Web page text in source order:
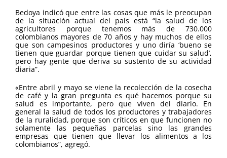
Bedoya indicó que entre las cosas que más le preocupan
de la situación actual del país está “la salud de los
agricultores porque tenemos más de 730.000
colombianos mayores de 70 años y hay muchos de ellos
que son campesinos productores y uno diría ‘bueno se
tienen que guardar porque tienen que cuidar su salud’,
pero hay gente que deriva su sustento de su actividad
diaria”.
«Entre abril y mayo se viene la recolección de la cosecha
de café y la gran pregunta es qué hacemos porque su
salud es importante, pero que viven del diario. En
general la salud de todos los productores y trabajadores
de la ruralidad, porque son críticos en que funcionen no
solamente las pequeñas parcelas sino las grandes
empresas que tienen que llevar los alimentos a los
colombianos”, agregó.